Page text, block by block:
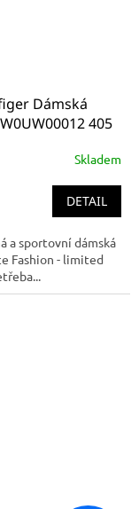
Dámská
405
Skladem
DETAIL
a sportovní dámská
Fashion - limited